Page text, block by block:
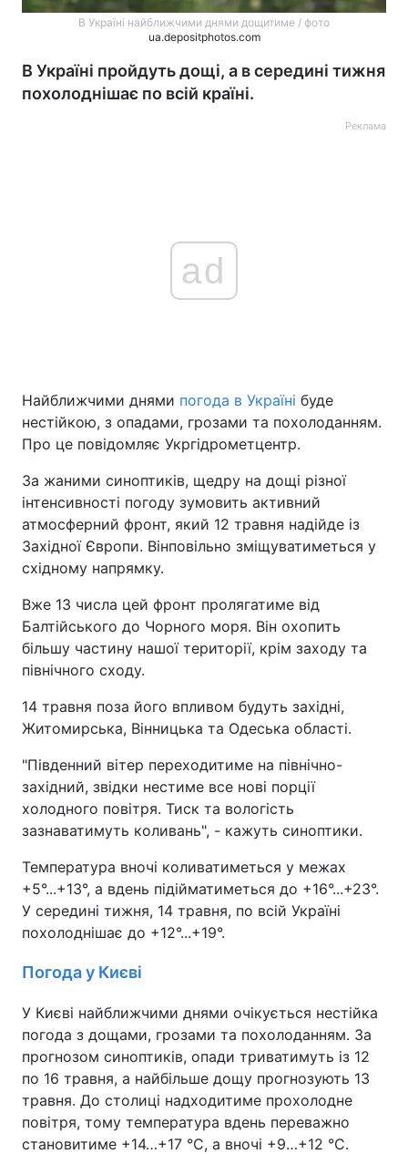
В Україні найближчими днями дощитиме / фото
ua.depositphotos.com
В Україні пройдуть дощі, а в середині тижня
похолоднішає по всій країні.
Реклама
ad
Найближчими днями погода в Україні буде
нестійкою, з опадами, грозами та похолоданням.
Про це повідомляє Укргідрометцентр.
За жаними синоптиків, щедру на дощі різної
інтенсивності погоду зумовить активний
атмосферний фронт, який 12 травня надійде із
Західної Європи. Вінповільно зміщуватиметься у
східному напрямку.
Вже 13 числа цей фронт пролягатиме від
Балтійського до Чорного моря. Він охопить
більшу частину нашої території, крім заходу та
північного сходу.
14 травня поза його впливом будуть західні,
Житомирська, Вінницька та Одеська області.
"Південний вітер переходитиме на північно-
західний, звідки нестиме все нові порції
холодного повітря. Тиск та вологість
зазнаватимуть коливань", - кажуть синоптики.
Температура вночі коливатиметься у межах
+5°...+13°, а вдень підійматиметься до +16°...+23°.
У середині тижня, 14 травня, по всій Україні
похолоднішає до +12°...+19°.
Погода у Києві
У Києві найближчими днями очікується нестійка
погода з дощами, грозами та похолоданням. За
прогнозом синоптиків, опади триватимуть із 12
по 16 травня, а найбільше дощу прогнозують 13
травня. До столиці надходитиме прохолодне
повітря, тому температура вдень переважно
становитиме +14…+17 °C, а вночі +9…+12 °C.